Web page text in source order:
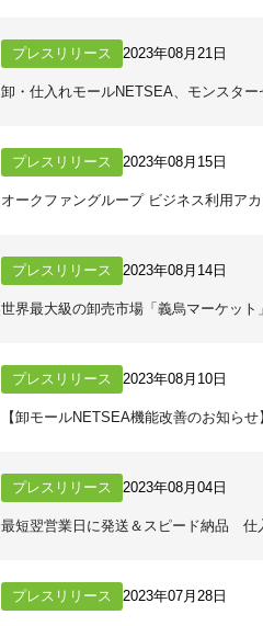
プレスリリース 2023年08月21日
卸・仕入れモールNETSEA、モンスタ
プレスリリース 2023年08月15日
オークファングループ ビジネス利用ア
プレスリリース 2023年08月14日
世界最大級の卸売市場「義烏マーケッ
プレスリリース 2023年08月10日
【卸モールNETSEA機能改善のお知ら
プレスリリース 2023年08月04日
最短翌営業日に発送＆スピード納品 仕
プレスリリース 2023年07月28日